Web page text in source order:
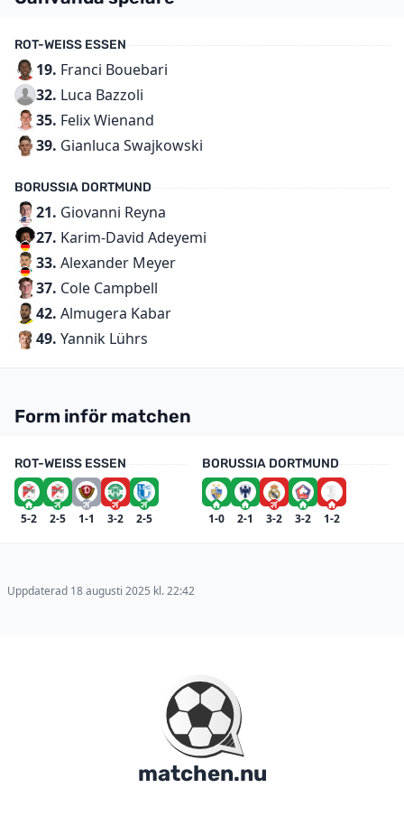
ROT-WEISS ESSEN
19. Franci Bouebari
32. Luca Bazzoli
35. Felix Wienand
39. Gianluca Swajkowski
BORUSSIA DORTMUND
21. Giovanni Reyna
27. Karim-David Adeyemi
33. Alexander Meyer
37. Cole Campbell
42. Almugera Kabar
49. Yannik Lührs
Form inför matchen
ROT-WEISS ESSEN
5-2 2-5 1-1 3-2 2-5
BORUSSIA DORTMUND
1-0 2-1 3-2 3-2 1-2
Uppdaterad 18 augusti 2025 kl. 22:42
matchen.nu